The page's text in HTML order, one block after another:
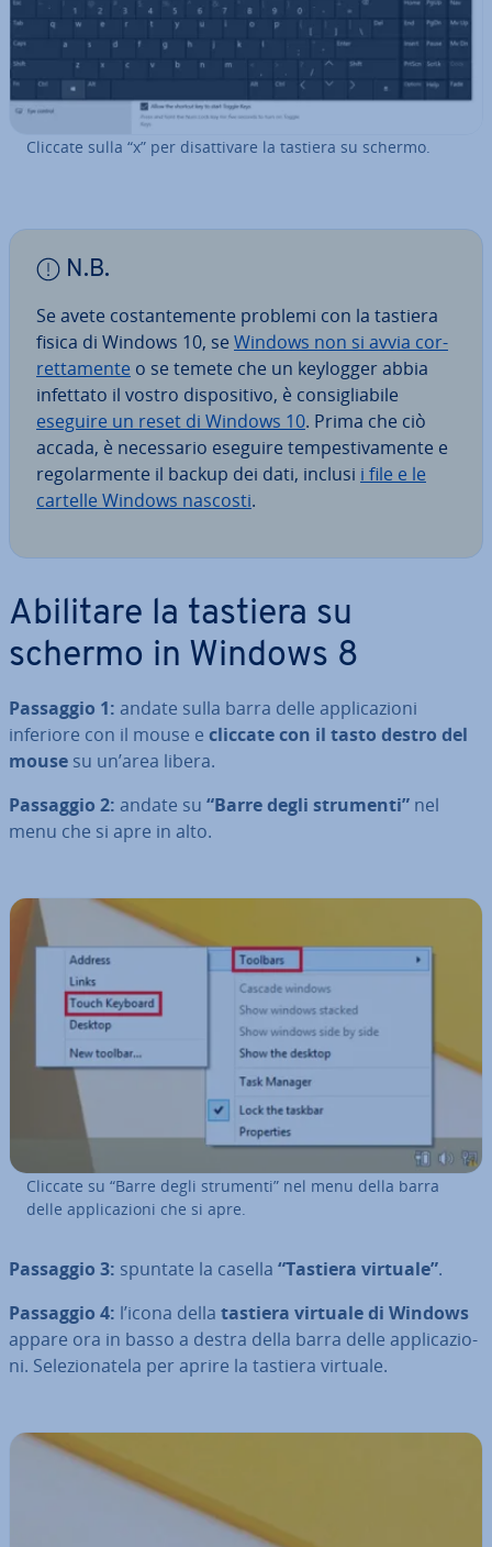
Cliccate sulla “x” per di­sat­ti­va­re la tastiera su schermo.
N.B.
Se avete co­stan­te­men­te problemi con la tastiera
fisica di Windows 10, se Windows non si avvia cor­
ret­ta­men­te o se temete che un keylogger abbia
infettato il vostro di­spo­si­ti­vo, è con­si­glia­bi­le
eseguire un reset di Windows 10. Prima che ciò
accada, è ne­ces­sa­rio eseguire tem­pe­sti­va­men­te e
re­go­lar­men­te il backup dei dati, inclusi i file e le
cartelle Windows nascosti.
Abilitare la tastiera su
schermo in Windows 8
Passaggio 1: andate sulla barra delle ap­pli­ca­zio­ni
inferiore con il mouse e cliccate con il tasto destro del
mouse su un’area libera.
Passaggio 2: andate su “Barre degli strumenti” nel
menu che si apre in alto.
Cliccate su “Barre degli strumenti” nel menu della barra
delle ap­pli­ca­zio­ni che si apre.
Passaggio 3: spuntate la casella “Tastiera virtuale”.
Passaggio 4: l’icona della tastiera virtuale di Windows
appare ora in basso a destra della barra delle ap­pli­ca­zio­
ni. Se­le­zio­na­te­la per aprire la tastiera virtuale.